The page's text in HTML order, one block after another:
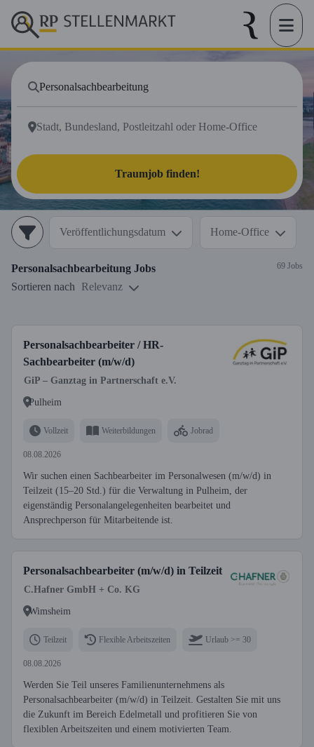
Traumjob finden!
Veröffentlichungsdatum Home-Office
Personalsachbearbeitung Jobs 69 Jobs
Sortieren nach Relevanz
Personalsachbearbeiter / HR-
Sachbearbeiter (m/w/d)
GiP – Ganztag in Partnerschaft e.V.
Pulheim
Vollzeit Weiterbildungen Jobrad
08.08.2026
Wir suchen einen Sachbearbeiter im Personalwesen (m/w/d) in
Teilzeit (15–20 Std.) für die Verwaltung in Pulheim, der
eigenständig Personalangelegenheiten bearbeitet und
Ansprechperson für Mitarbeitende ist.
Personalsachbearbeiter (m/w/d) in Teilzeit
C.Hafner GmbH + Co. KG
Wimsheim
Teilzeit Flexible Arbeitszeiten Urlaub >= 30
08.08.2026
Werden Sie Teil unseres Familienunternehmens als
Personalsachbearbeiter (m/w/d) in Teilzeit. Gestalten Sie mit uns
die Zukunft im Bereich Edelmetall und profitieren Sie von
flexiblen Arbeitszeiten und einem motivierten Team.